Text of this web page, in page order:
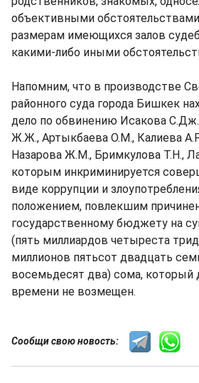
объективными
размерам имеющихся залов
какими-либо иными
Напомним, что в производстве
районного суда города Бишкек
дело по обвинению Исакова
Ж.Ж., Артыкбаева О.М., Калиева
Назарова Ж.М., Бримкулова Т.Н.,
которым инкриминируется
виде коррупции и
положением, повлекшим
государственному бюджету на
(пять миллиардов четыреста
миллионов пятьсот двадцать
восемьдесят два) сома, который
времени не возмещен.
Сообщи свою новость: